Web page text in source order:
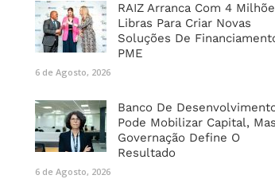
RAIZ Arranca Com 4
Libras Para Criar Novas
Soluções De
PME
6 de Agosto, 2026
Banco De
Pode Mobilizar Capital, Mas
Governação Define O
Resultado
6 de Agosto, 2026